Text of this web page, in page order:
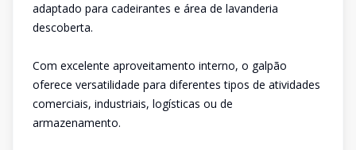
adaptado para cadeirantes e área de lavanderia
descoberta.
Com excelente aproveitamento interno, o galpão
oferece versatilidade para diferentes tipos de atividades
comerciais, industriais, logísticas ou de
armazenamento.